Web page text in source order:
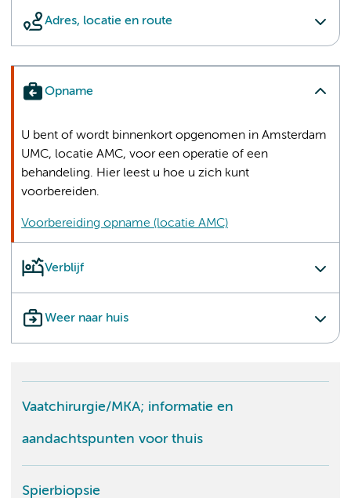
Adres, locatie en route
Opname
Verblijf
Weer naar huis
U bent of wordt binnenkort opgenomen in Amsterdam
UMC, locatie AMC, voor een operatie of een
behandeling. Hier leest u hoe u zich kunt
voorbereiden.
Voorbereiding opname (locatie AMC)
Vaatchirurgie/MKA; informatie en
aandachtspunten voor thuis
Spierbiopsie